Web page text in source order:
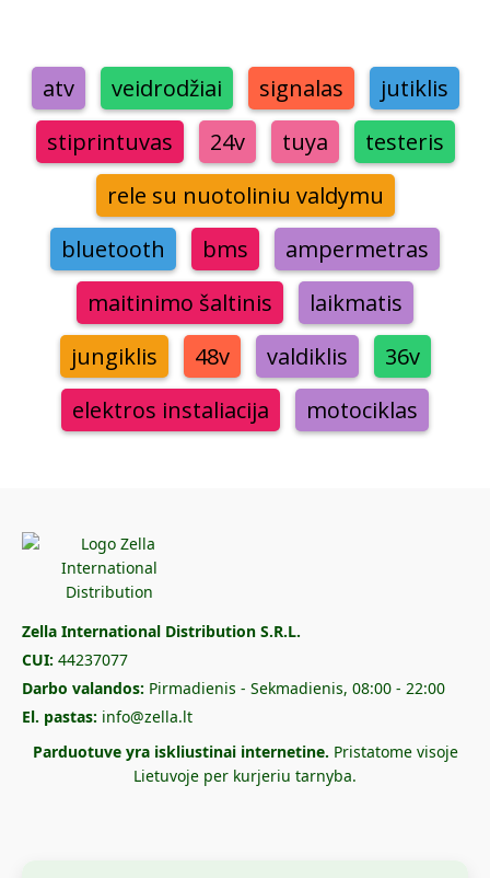
atv veidrodžiai signalas
jutiklis
stiprintuvas
24v tuya
testeris
rele su nuotoliniu valdymu
bluetooth
bms
ampermetras
maitinimo šaltinis
laikmatis
jungiklis
48v valdiklis
36v
elektros instaliacija
motociklas
Zella International Distribution S.R.L.
CUI: 44237077
Darbo valandos: Pirmadienis - Sekmadienis, 08:00 - 22:00
El. pastas: info@zella.lt
Parduotuve yra iskliustinai internetine. Pristatome visoje
Lietuvoje per kurjeriu tarnyba.